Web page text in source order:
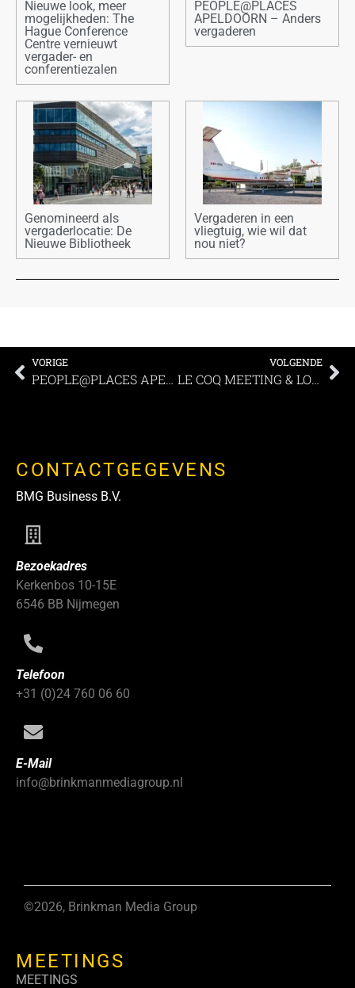
Nieuwe look, meer
mogelijkheden: The
Hague Conference
Centre vernieuwt
vergader- en
conferentiezalen
PEOPLE@PLACES
APELDOORN – Anders
vergaderen
Genomineerd als
vergaderlocatie: De
Nieuwe Bibliotheek
Vergaderen in een
vliegtuig, wie wil dat
nou niet?
VORIGE
PEOPLE@PLACES APELDOORN – Anders vergaderen
VOLGENDE
LE COQ MEETING & LODGING – Een plek met karakter
CONTACTGEGEVENS
BMG Business B.V.
Bezoekadres
Kerkenbos 10-15E
6546 BB Nijmegen
Telefoon
+31 (0)24 760 06 60
E-Mail
info@brinkmanmediagroup.nl
©2026, Brinkman Media Group
MEETINGS
MEETINGS